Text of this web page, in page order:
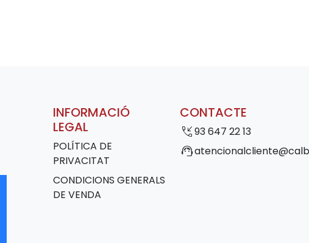
INFORMACIÓ
LEGAL
POLÍTICA DE
PRIVACITAT
CONDICIONS GENERALS
DE VENDA
CONTACTE
phone_callback93 647 22 13
support_agent